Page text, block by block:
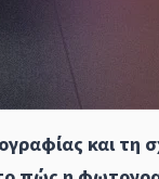
και τη